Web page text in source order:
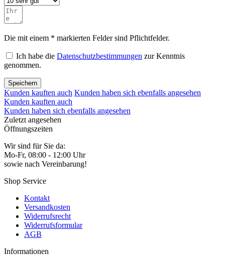
Die mit einem * markierten Felder sind Pflichtfelder.
Ich habe die Datenschutzbestimmungen zur Kenntnis
genommen.
Speichern
Kunden kauften auch Kunden haben sich ebenfalls angesehen
Kunden kauften auch
Kunden haben sich ebenfalls angesehen
Zuletzt angesehen
Öffnungszeiten
Wir sind für Sie da:
Mo-Fr, 08:00 - 12:00 Uhr
sowie nach Vereinbarung!
Shop Service
Kontakt
Versandkosten
Widerrufsrecht
Widerrufsformular
AGB
Informationen